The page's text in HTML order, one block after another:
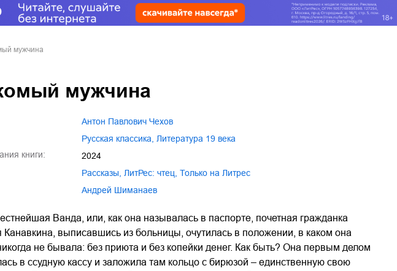
мужчина
мужчина
Антон Павлович Чехов
русская классика
литература 19 века
книги:
2024
рассказы ЛитРес: чтец
только на Литрес
Андрей Шиманаев
Ванда, или, как она называлась в паспорте, почетная гражданка
Канавкина, выписавшись из больницы, очутилась в положении, в каком она
не бывала: без приюта и без копейки денег. Как быть? Она первым делом
в ссудную кассу и заложила там кольцо с бирюзой – единственную свою